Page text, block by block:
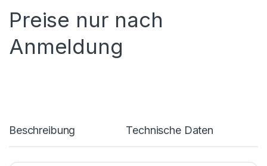
Preise nur nach
Anmeldung
Beschreibung Technische Daten